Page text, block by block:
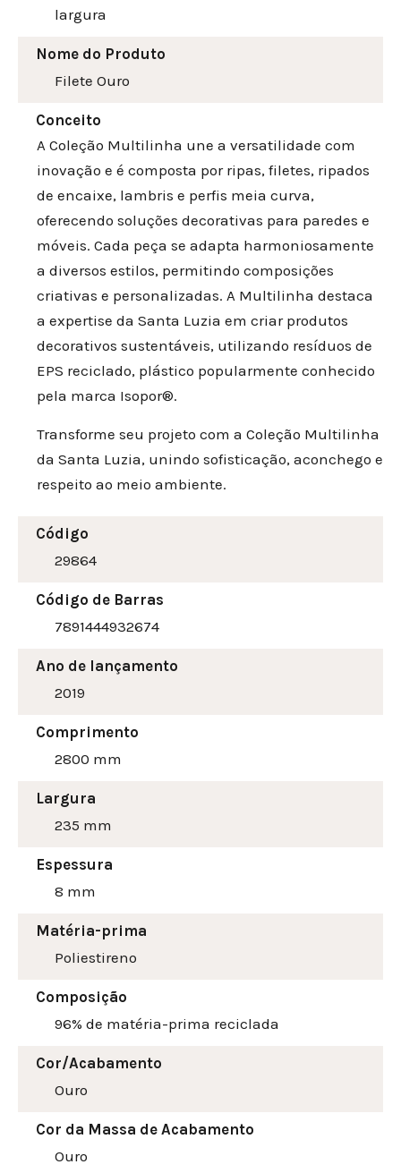
largura
Nome do Produto
Filete Ouro
Conceito
A Coleção Multilinha une a versatilidade com
inovação e é composta por ripas, filetes, ripados
de encaixe, lambris e perfis meia curva,
oferecendo soluções decorativas para paredes e
móveis. Cada peça se adapta harmoniosamente
a diversos estilos, permitindo composições
criativas e personalizadas. A Multilinha destaca
a expertise da Santa Luzia em criar produtos
decorativos sustentáveis, utilizando resíduos de
EPS reciclado, plástico popularmente conhecido
pela marca Isopor®.
Transforme seu projeto com a Coleção Multilinha
da Santa Luzia, unindo sofisticação, aconchego e
respeito ao meio ambiente.
Código
29864
Código de Barras
7891444932674
Ano de lançamento
2019
Comprimento
2800 mm
Largura
235 mm
Espessura
8 mm
Matéria-prima
Poliestireno
Composição
96% de matéria-prima reciclada
Cor/Acabamento
Ouro
Cor da Massa de Acabamento
Ouro